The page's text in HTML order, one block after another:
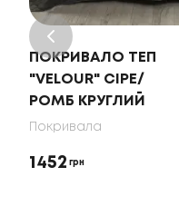
ПОКРИВАЛО ТЕП
"VELOUR" СІРЕ/
РОМБ КРУГЛИЙ
Покривала
1452 грн